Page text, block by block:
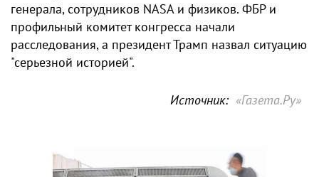
генерала, сотрудников NASA и физиков. ФБР и
профильный комитет конгресса начали
расследования, а президент Трамп назвал ситуацию
"серьезной историей".
Источник: «Газета.Ру»